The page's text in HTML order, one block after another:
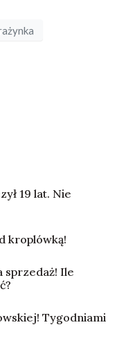
19 lat. Nie
kroplówką!
sprzedaż! Ile
Tygodniami